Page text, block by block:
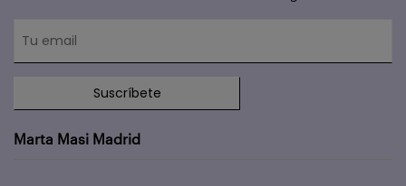
Suscríbete
Marta Masi Madrid